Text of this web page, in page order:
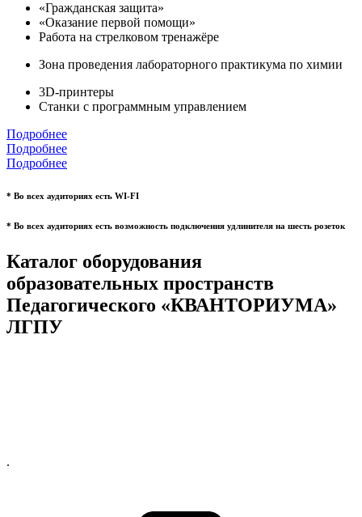
«Гражданская защита»
«Оказание первой помощи»
Работа на стрелковом тренажёре
Зона проведения лабораторного практикума по химии
3D-принтеры
Станки с программным управлением
Подробнее
Подробнее
Подробнее
* Во всех аудиториях есть WI-FI
* Во всех аудиториях есть возможность подключения удлинителя на шесть розеток
Каталог оборудования
образовательных пространств
Педагогического «КВАНТОРИУМА»
ЛГПУ
.